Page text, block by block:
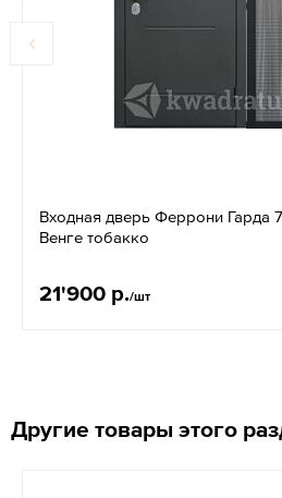
Входная дверь Феррони Гарда
Венге тобакко
21'900 р./шт
Другие товары этого